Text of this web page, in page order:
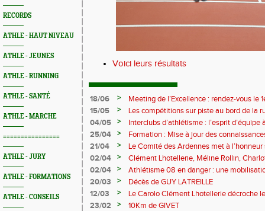
RECORDS
ATHLE - HAUT NIVEAU
ATHLE - JEUNES
ATHLE - RUNNING
ATHLE - SANTÉ
ATHLE - MARCHE
================
ATHLE - JURY
ATHLE - FORMATIONS
ATHLE - CONSEILS
Voici leurs résultats
18/06 >
Meeting de l’Excellence : rendez-vous le
15/05
>
Les compétitions sur piste au bord de la
04/05
>
Interclubs d’athlétisme : l’esprit d’équipe
rempart contre la sédentarité des jeunes
25/04 >
Formation : Mise à jour des
M372)
21/04 >
Le Comité des Ardennes met à
02/04
>
Clément Lhotellerie, Méline Rollin,
prolifique pour les coureurs ardennais
02/04 >
Athlétisme 08 en danger : une
20/03
>
Décès de GUY LATREILLE
12/03
>
Le Carolo Clément Lhotellerie décroche
master de cross-country
23/02 >
10Km de GIVET